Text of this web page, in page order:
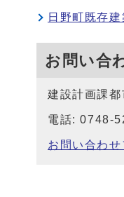
日野町既存
お問い合
建設計画課都
電話: 0748-
お問い合わせ